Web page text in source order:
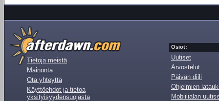
Tietoja meistä
Mainonta
Ota yhteyttä
Käyttöehdot ja tietoa
yksityisyydensuojasta
Osiot:
Uutiset
Arvostelut
Päivän diili
Ohjelmien
Mobiilialan